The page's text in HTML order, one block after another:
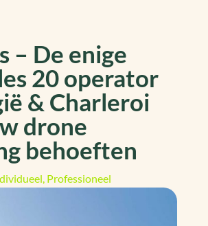
– De enige
20 operator
& Charleroi
drone
behoeften
Professioneel